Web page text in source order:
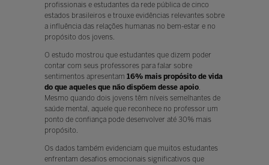
profissionais e estudantes da rede pública de cinco
estados brasileiros e trouxe evidências relevantes sobre
a influência das relações humanas no bem-estar e no
propósito dos jovens.
O estudo mostrou que estudantes que dizem poder
contar com seus professores para falar sobre
sentimentos apresentam 16% mais propósito de vida
do que aqueles que não dispõem desse apoio.
Mesmo quando dois jovens têm níveis semelhantes de
saúde mental, aquele que reconhece no professor um
ponto de confiança pode desenvolver até 30% mais
propósito.
Os dados também evidenciam que muitos estudantes
enfrentam desafios emocionais significativos que